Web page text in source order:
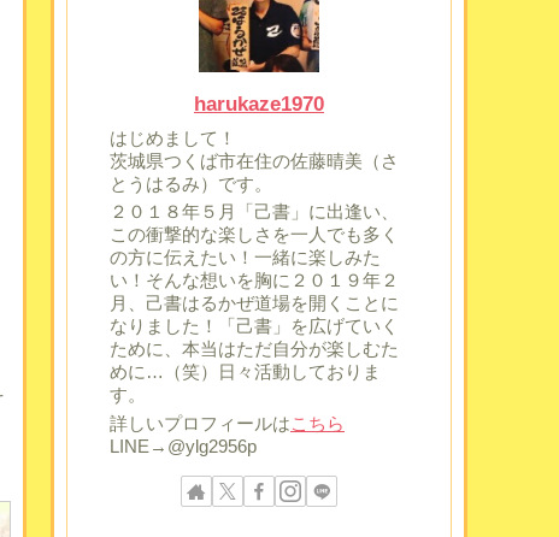
harukaze1970
はじめまして！
茨城県つくば市在住の佐藤晴美（さ
とうはるみ）です。
２０１８年５月「己書」に出逢い、
この衝撃的な楽しさを一人でも多く
の方に伝えたい！一緒に楽しみた
い！そんな想いを胸に２０１９年２
月、己書はるかぜ道場を開くことに
なりました！「己書」を広げていく
ために、本当はただ自分が楽しむた
めに…（笑）日々活動しておりま
す。
詳しいプロフィールはこちら
LINE→@ylg2956p